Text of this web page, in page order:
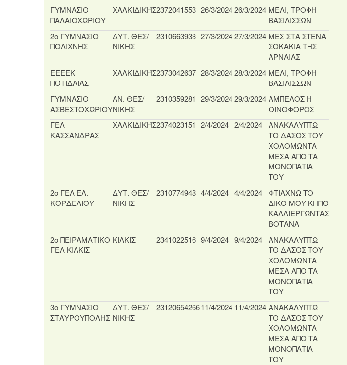
ΓΥΜΝΑΣΙΟ
ΠΑΛΑΙΟΧΩΡΙΟΥ
ΧΑΛΚΙΔΙΚΉΣ2372041553 26/3/202426/3/2024 ΜΕΛΙ, ΤΡΟΦΗ
ΒΑΣΙΛΙΣΣΩΝ
2ο ΓΥΜΝΑΣΙΟ
ΠΟΛΙΧΝΗΣ
ΔΥΤ. ΘΕΣ/
ΝΙΚΗΣ
2310663933 27/3/202427/3/2024 ΜΕΣ ΣΤΑ ΣΤΕΝΑ
ΣΟΚΑΚΙΑ ΤΗΣ
ΑΡΝΑΙΑΣ
ΕΕΕΕΚ
ΠΟΤΙΔΑΙΑΣ
ΧΑΛΚΙΔΙΚΉΣ2373042637 28/3/202428/3/2024 ΜΕΛΙ, ΤΡΟΦΗ
ΒΑΣΙΛΙΣΣΩΝ
ΓΥΜΝΑΣΙΟ
ΑΣΒΕΣΤΟΧΩΡΙΟΥ
ΑΝ. ΘΕΣ/
ΝΙΚΗΣ
2310359281 29/3/202429/3/2024 ΑΜΠΕΛΟΣ Η
ΟΙΝΟΦΟΡΟΣ
ΓΕΛ
ΚΑΣΣΑΝΔΡΑΣ
ΧΑΛΚΙΔΙΚΉΣ2374023151 2/4/2024 2/4/2024
ΑΝΑΚΑΛΥΠΤΩ
ΤΟ ΔΑΣΟΣ ΤΟΥ
ΧΟΛΟΜΩΝΤΑ
ΜΕΣΑ ΑΠΟ ΤΑ
ΜΟΝΟΠΑΤΙΑ
ΤΟΥ
2ο ΓΕΛ ΕΛ.
ΚΟΡΔΕΛΙΟΥ
ΔΥΤ. ΘΕΣ/
ΝΙΚΗΣ
2310774948 4/4/2024 4/4/2024
ΦΤΙΑΧΝΩ ΤΟ
ΔΙΚΟ ΜΟΥ ΚΗΠΟ
ΚΑΛΛΙΕΡΓΩΝΤΑΣ
ΒΟΤΑΝΑ
2ο ΠΕΙΡΑΜΑΤΙΚΟ
ΓΕΛ ΚΙΛΚΙΣ
ΚΙΛΚΙΣ 2341022516 9/4/2024 9/4/2024
ΑΝΑΚΑΛΥΠΤΩ
ΤΟ ΔΑΣΟΣ ΤΟΥ
ΧΟΛΟΜΩΝΤΑ
ΜΕΣΑ ΑΠΟ ΤΑ
ΜΟΝΟΠΑΤΙΑ
ΤΟΥ
3ο ΓΥΜΝΑΣΙΟ
ΣΤΑΥΡΟΥΠΟΛΗΣ
ΔΥΤ. ΘΕΣ/
ΝΙΚΗΣ
2312065426611/4/2024 11/4/2024 ΑΝΑΚΑΛΥΠΤΩ
ΤΟ ΔΑΣΟΣ ΤΟΥ
ΧΟΛΟΜΩΝΤΑ
ΜΕΣΑ ΑΠΟ ΤΑ
ΜΟΝΟΠΑΤΙΑ
ΤΟΥ